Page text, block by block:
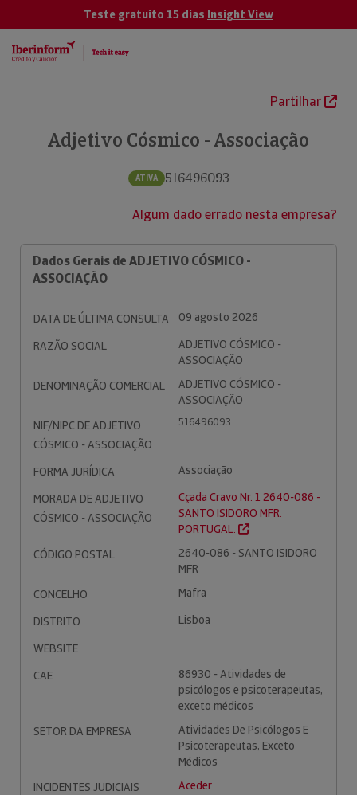
Teste gratuito 15 dias Insight View
Partilhar
Adjetivo Cósmico - Associação
ATIVA 516496093
Algum dado errado nesta empresa?
Dados Gerais de ADJETIVO CÓSMICO -
ASSOCIAÇÃO
DATA DE ÚLTIMA CONSULTA
09 agosto 2026
RAZÃO SOCIAL
ADJETIVO CÓSMICO -
ASSOCIAÇÃO
DENOMINAÇÃO COMERCIAL
ADJETIVO CÓSMICO -
ASSOCIAÇÃO
NIF/NIPC DE ADJETIVO
CÓSMICO - ASSOCIAÇÃO
516496093
FORMA JURÍDICA
Associação
MORADA DE ADJETIVO
CÓSMICO - ASSOCIAÇÃO
Cçada Cravo Nr. 1 2640-086 -
SANTO ISIDORO MFR.
PORTUGAL.
CÓDIGO POSTAL
2640-086 - SANTO ISIDORO
MFR
CONCELHO
Mafra
DISTRITO
Lisboa
WEBSITE
CAE
86930 - Atividades de
psicólogos e psicoterapeutas,
exceto médicos
SETOR DA EMPRESA
Atividades De Psicólogos E
Psicoterapeutas, Exceto
Médicos
INCIDENTES JUDICIAIS
Aceder